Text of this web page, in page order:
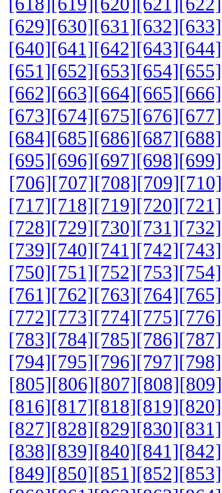
[629][630][631][632][633]
[640][641][642][643][644]
[651][652][653][654][655]
[662][663][664][665][666]
[673][674][675][676][677]
[684][685][686][687][688]
[695][696][697][698][699]
[706][707][708][709][710]
[717][718][719][720][721]
[728][729][730][731][732]
[739][740][741][742][743]
[750][751][752][753][754]
[761][762][763][764][765]
[772][773][774][775][776]
[783][784][785][786][787]
[794][795][796][797][798]
[805][806][807][808][809]
[816][817][818][819][820]
[827][828][829][830][831]
[838][839][840][841][842]
[849][850][851][852][853]